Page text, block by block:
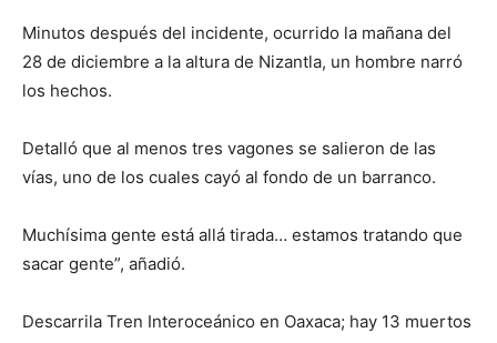
Minutos después del incidente, ocurrido la mañana del
28 de diciembre a la altura de Nizantla, un hombre narró
los hechos.
Detalló que al menos tres vagones se salieron de las
vías, uno de los cuales cayó al fondo de un barranco.
Muchísima gente está allá tirada… estamos tratando que
sacar gente”, añadió.
Descarrila Tren Interoceánico en Oaxaca; hay 13 muertos